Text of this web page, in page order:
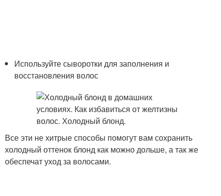
Используйте сыворотки для заполнения и
восстановления волос
Все эти не хитрые способы помогут вам сохранить
холодный оттенок блонд как можно дольше, а так же
обеспечат уход за волосами.